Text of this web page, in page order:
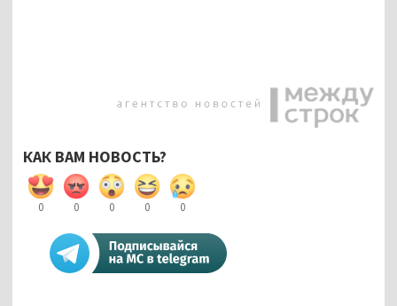
КАК ВАМ НОВОСТЬ?
0 0 0 0 0